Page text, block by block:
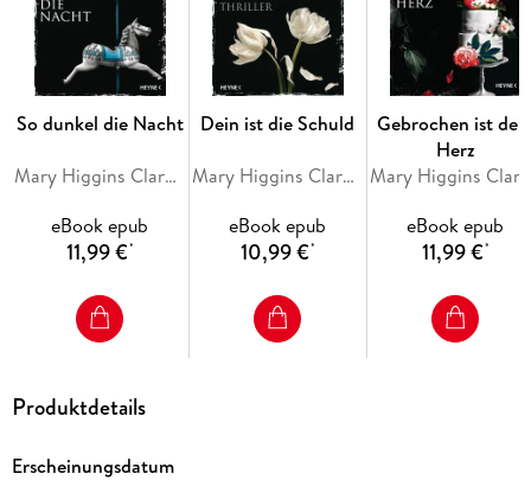
So dunkel die Nacht
Mary Higgins Clark, Alafair Burke
eBook epub
11,99 €*
Dein ist die Schuld
Mary Higgins Clark, Alafair Burke
eBook epub
10,99 €*
Gebrochen ist
Herz
eBook epub
11,99 €*
Produktdetails
Erscheinungsdatum